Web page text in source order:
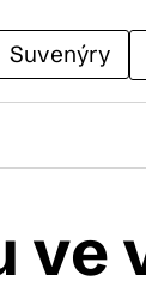
Suvenýry
ve